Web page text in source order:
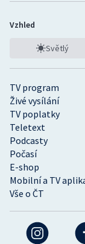
TV program
Živé vysílání
TV poplatky
Teletext
Podcasty
Počasí
E-shop
Mobilní a TV
Vše o ČT
Vzhled
Světlý